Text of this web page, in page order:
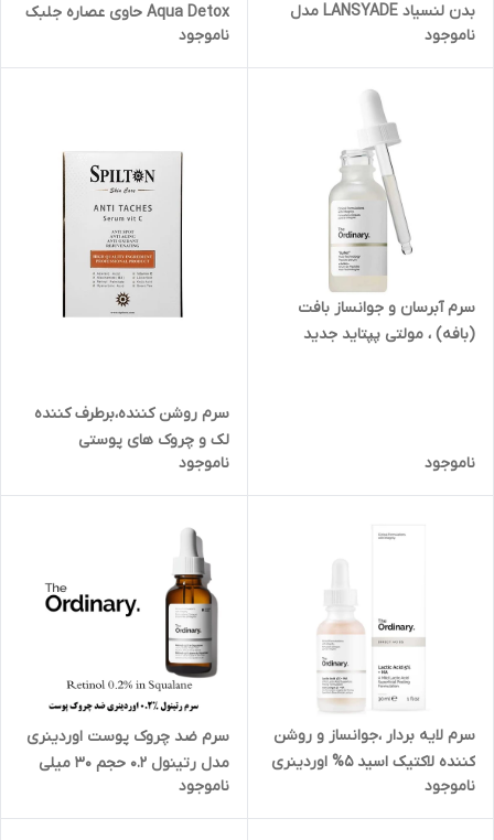
بدن لنسیاد LANSYADE مدل
AHA حجم ۵۰۰ میل
ناموجود
Aqua Detox حاوی عصاره جلبک
دریایی حجم 40 میلی لیتر
ناموجود
سرم آبرسان و جوانساز بافت
(بافه) ، مولتی پپتاید جدید
ناموجود
سرم روشن کننده،برطرف کننده
لک و چروک های پوستی
۱۰ میل اشانتیون | SPILTON
50 MIL
ناموجود
سرم لایه بردار ،جوانساز و روشن
کننده لاکتیک اسید 5% اوردینری
30ml
ناموجود
سرم ضد چروک پوست اوردینری
مدل رتینول 0.2 حجم 30 میلی
لیتر
ناموجود